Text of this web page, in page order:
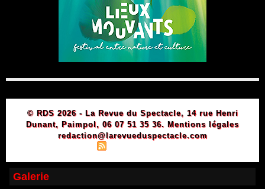
© RDS 2026 - La Revue du Spectacle, 14 rue Henri
Dunant, Paimpol, 06 07 51 35 36. Mentions légales
redaction@larevueduspectacle.com
Galerie